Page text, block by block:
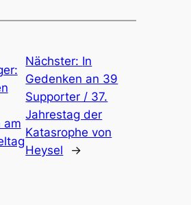
am
Nächster: In
Gedenken an 39
Supporter / 37.
Jahrestag der
Katasrophe von
Heysel
→